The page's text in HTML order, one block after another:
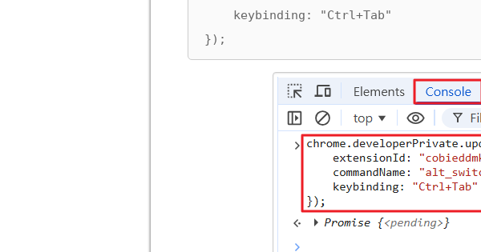
    keybinding: "Ctrl+Tab"